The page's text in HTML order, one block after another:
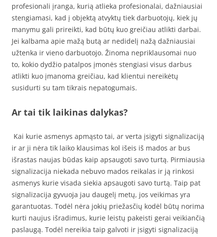
profesionali įranga, kurią atlieka profesionalai, dažniausiai
stengiamasi, kad į objektą atvyktų tiek darbuotojų, kiek jų
manymu gali prireikti, kad būtų kuo greičiau atlikti darbai.
Jei kalbama apie mažą butą ar nedidelį nažą dažniausiai
užtenka ir vieno darbuotojo. Žinoma nepriklausomai nuo
to, kokio dydžio patalpos įmonės stengiasi visus darbus
atlikti kuo įmanoma greičiau, kad klientui nereikėtų
susidurti su tam tikrais nepatogumais.
Ar tai tik laikinas dalykas?
Kai kurie asmenys apmąsto tai, ar verta įsigyti signalizaciją
ir ar ji nėra tik laiko klausimas kol išeis iš mados ar bus
išrastas naujas būdas kaip apsaugoti savo turtą. Pirmiausia
signalizacija niekada nebuvo mados reikalas ir ją rinkosi
asmenys kurie visada siekia apsaugoti savo turtą. Taip pat
signalizacija gyvuoja jau daugelį metų, jos veikimas yra
garantuotas. Todėl nėra jokių priežasčių kodėl būtų norima
kurti naujus išradimus, kurie leistų pakeisti gerai veikiančią
paslaugą. Todėl nereikia taip galvoti ir įsigyti signalizaciją